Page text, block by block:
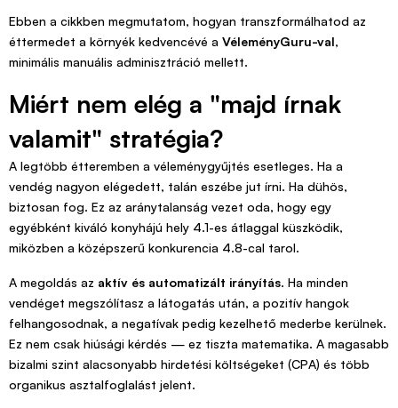
Ebben a cikkben megmutatom, hogyan transzformálhatod az
éttermedet a környék kedvencévé a VéleményGuru-val,
minimális manuális adminisztráció mellett.
Miért nem elég a "majd írnak
valamit" stratégia?
A legtöbb étteremben a véleménygyűjtés esetleges. Ha a
vendég nagyon elégedett, talán eszébe jut írni. Ha dühös,
biztosan fog. Ez az aránytalanság vezet oda, hogy egy
egyébként kiváló konyhájú hely 4.1-es átlaggal küszködik,
miközben a középszerű konkurencia 4.8-cal tarol.
A megoldás az aktív és automatizált irányítás. Ha minden
vendéget megszólítasz a látogatás után, a pozitív hangok
felhangosodnak, a negatívak pedig kezelhető mederbe kerülnek.
Ez nem csak hiúsági kérdés — ez tiszta matematika. A magasabb
bizalmi szint alacsonyabb hirdetési költségeket (CPA) és több
organikus asztalfoglalást jelent.